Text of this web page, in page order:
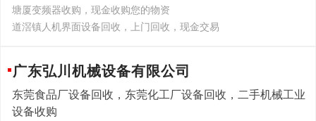
塘厦变频器收购，现金收购您的物资
道滘镇人机界面设备回收，上门回收，现金交易
广东弘川机械设备有限公司
东莞食品厂设备回收，东莞化工厂设备回收，二手机械工业
设备收购